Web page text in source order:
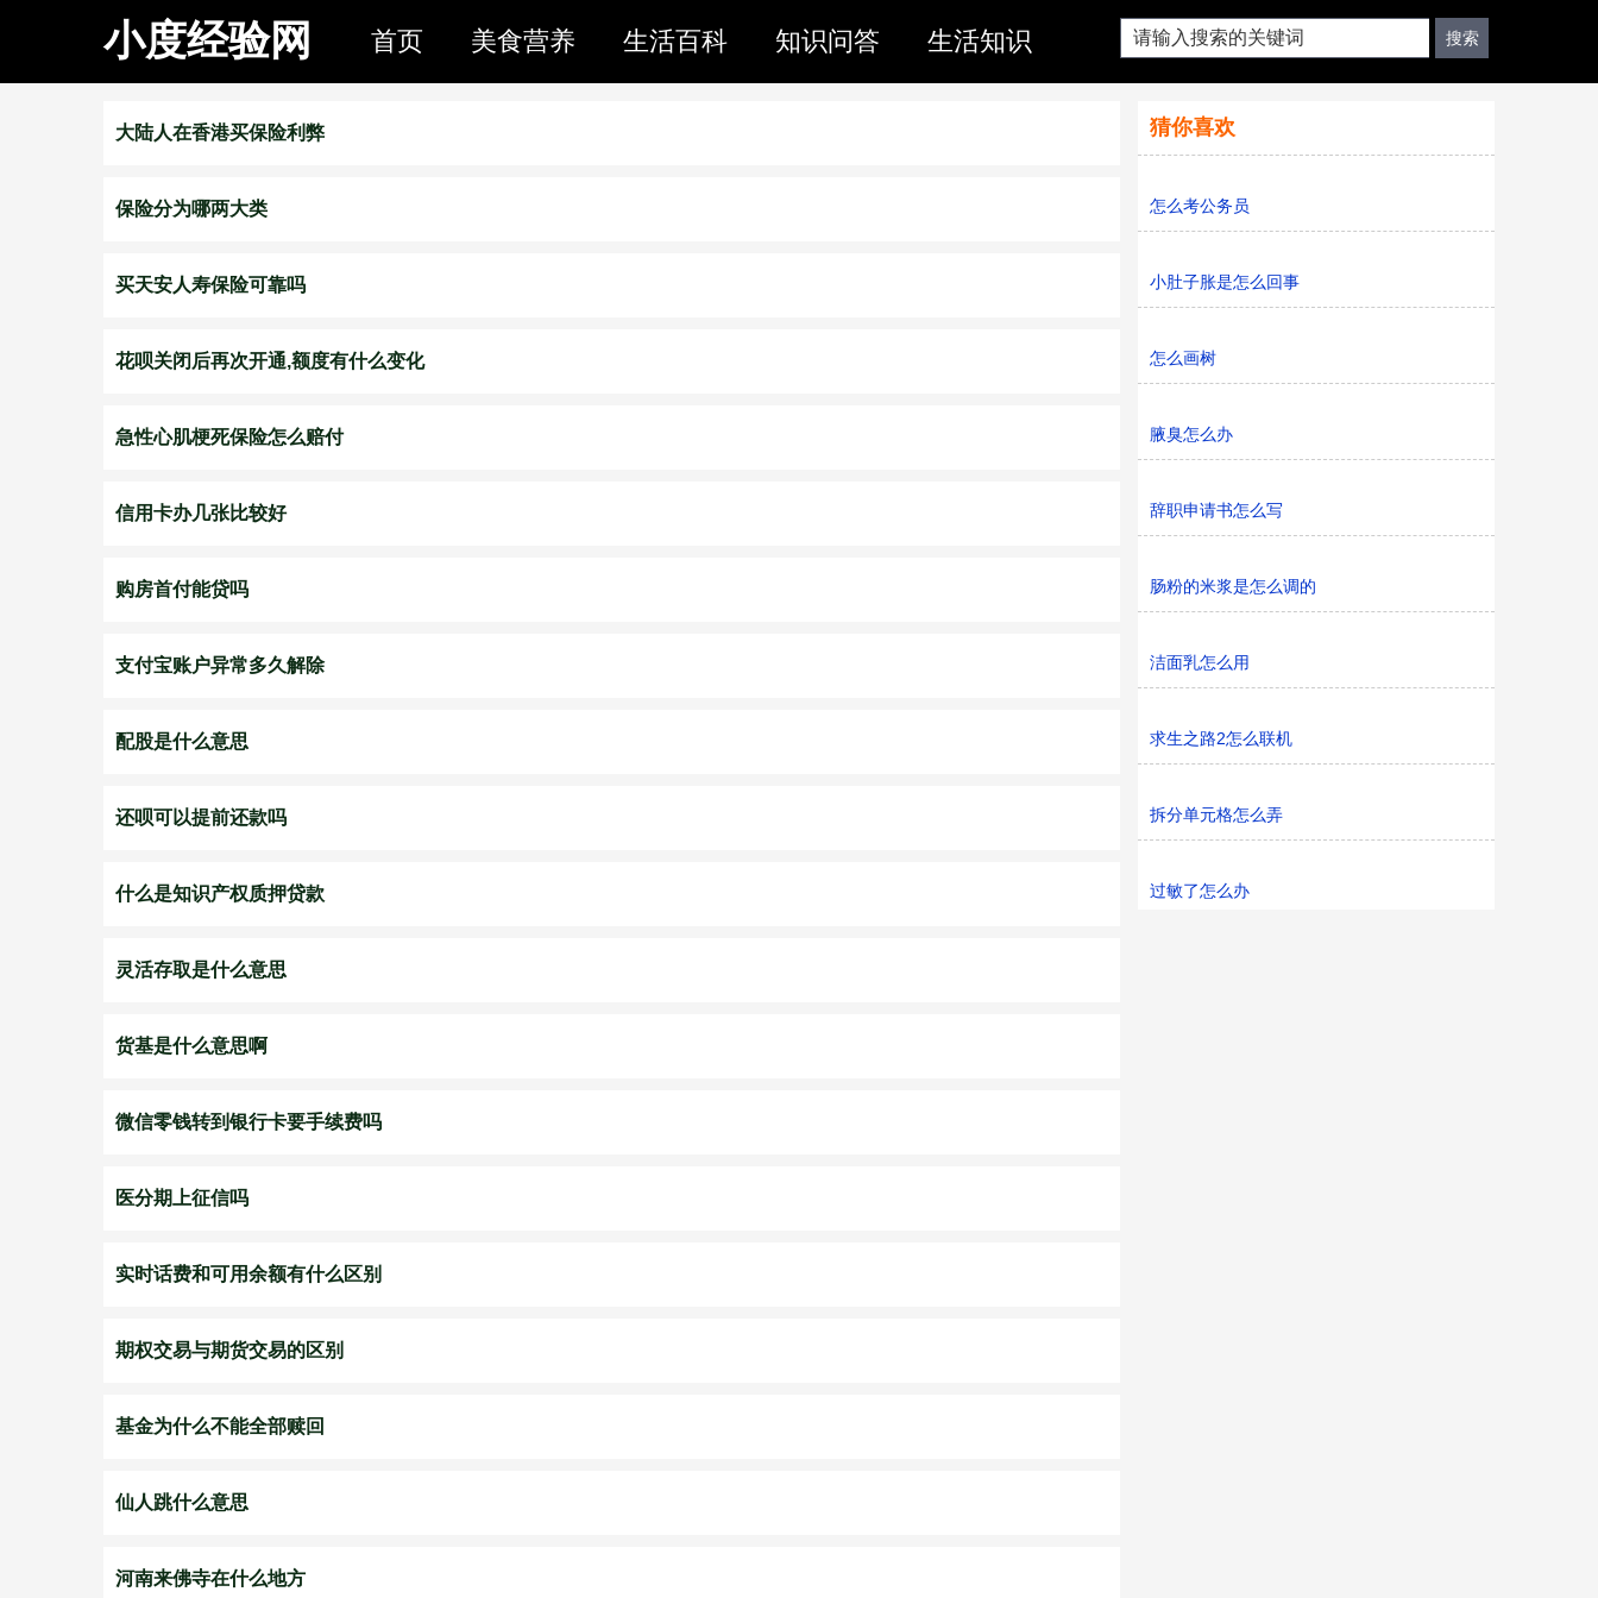
小度经验网 首页 美食营养 生活百科 知识问答 生活知识
大陆人在香港买保险利弊
保险分为哪两大类
买天安人寿保险可靠吗
花呗关闭后再次开通,额度有什么变化
急性心肌梗死保险怎么赔付
信用卡办几张比较好
购房首付能贷吗
支付宝账户异常多久解除
配股是什么意思
还呗可以提前还款吗
什么是知识产权质押贷款
灵活存取是什么意思
货基是什么意思啊
微信零钱转到银行卡要手续费吗
医分期上征信吗
实时话费和可用余额有什么区别
期权交易与期货交易的区别
基金为什么不能全部赎回
仙人跳什么意思
河南来佛寺在什么地方
猜你喜欢
怎么考公务员
小肚子胀是怎么回事
怎么画树
腋臭怎么办
辞职申请书怎么写
肠粉的米浆是怎么调的
洁面乳怎么用
求生之路2怎么联机
拆分单元格怎么弄
过敏了怎么办